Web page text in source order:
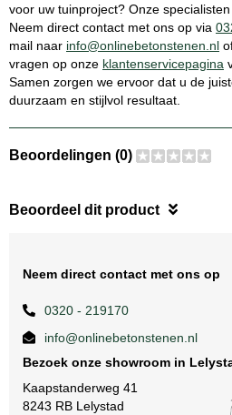
voor uw tuinproject? Onze
Neem direct contact met ons op via
mail naar info@onlinebetonstenen.nl
vragen op onze klantenservicepagina
Samen zorgen we ervoor dat u de
duurzaam en stijlvol resultaat.
Beoordelingen (0)
Beoordeel dit product
Neem direct contact met ons op
0320 - 219170
info@onlinebetonstenen.nl
Bezoek onze showroom in
Kaapstanderweg 41
8243 RB Lelystad